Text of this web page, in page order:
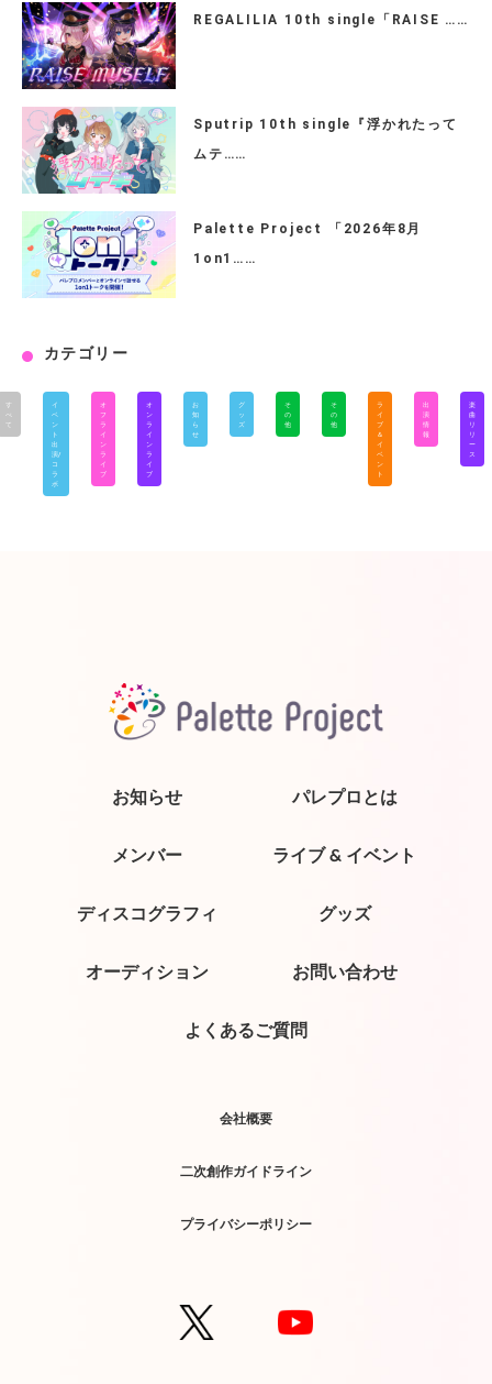
REGALILIA 10th single「RAISE ……
Sputrip 10th single『浮かれたって
ムテ……
Palette Project 「2026年8月
1on1……
カテゴリー
す
べ
て
イ
ベ
ン
ト
出
演/
コ
ラ
ボ
オ
フ
ラ
イ
ン
ラ
イ
ブ
オ
ン
ラ
イ
ン
ラ
イ
ブ
お
知
ら
せ
グ
ッ
ズ
そ
の
他
そ
の
他
ラ
イ
ブ
＆
イ
ベ
ン
ト
出
演
情
報
楽
曲
リ
リ
ー
ス
お知らせ パレプロとは
メンバー ライブ & イベント
ディスコグラフィ グッズ
オーディション お問い合わせ
よくあるご質問
会社概要
二次創作ガイドライン
プライバシーポリシー